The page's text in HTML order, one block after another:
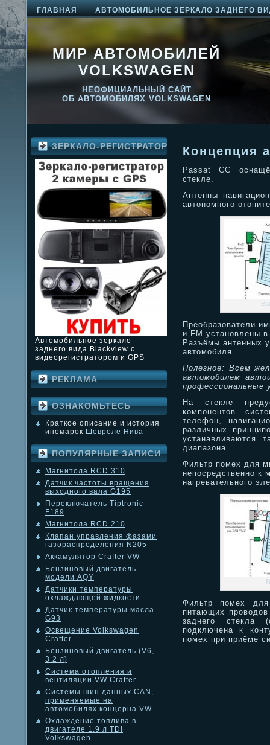
ГЛАВНАЯ АВТОМОБИЛЬНОЕ ЗЕРКАЛО ЗАДНЕГО
МИР АВТОМОБИЛЕЙ
VOLKSWAGEN
НЕОФИЦИАЛЬНЫЙ САЙТ
ОБ АВТОМОБИЛЯХ VOLKSWAGEN
ЗЕРКАЛО-РЕГИСТРАТОР
Автомобильное зеркало
заднего вида Blackview с
видеорегистратором и GPS
РЕКЛАМА
ОЗНАКОМЬТЕСЬ
Краткое описание и история
иномарок Шевроле Нива
ПОПУЛЯРНЫЕ ЗАПИСИ
Магнитола RCD 310
Датчик частоты вращения
выходного вала G195
Переключатель Tiptronic
F189
Магнитола RCD 210
Клапан управления фазами
газораспределения N205
Аккамулятор Crafter VW
Бензиновый двигатель
модели AQY
Датчики температуры
охлаждающей жидкости
Датчик температуры масла
G93
Освещение Volkswagen
Crafter
Бензиновый двигатель (V6,
3.2 л)
Система отопления и
вентиляции VW Crafter
Системы шин данных CAN,
применяемые на
автомобилях концерна VW
Охлаждение топлива в
двигателе 1.9 л TDI
Volkswagen
Концепция
Passat CC
стекле.
Антенны
автономного
Преобразователи
и FM установлены
Разъёмы антенных
автомобиля.
Полезное: Всем
автомобилем
профессиональные
На стекле
компонентов
телефон,
различных
устанавливаются
диапазона.
Фильтр помех для
непосредственно к
нагревательного
Фильтр помех
питающих проводов
заднего стекла
подключена к
помех при приёме